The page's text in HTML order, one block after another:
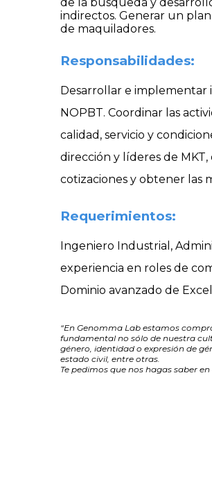
indirectos. Generar un
de maquiladores.
Responsabilidades:
Desarrollar e implementar
NOPBT. Coordinar las
calidad, servicio y
dirección y líderes de
cotizaciones y obtener las
Requerimientos:
Ingeniero Industrial,
experiencia en roles de
Dominio avanzado de
“En Genomma Lab estamos
fundamental no sólo de nuestra
género, identidad o expresión de
estado civil, entre otras.
Te pedimos que nos hagas saber